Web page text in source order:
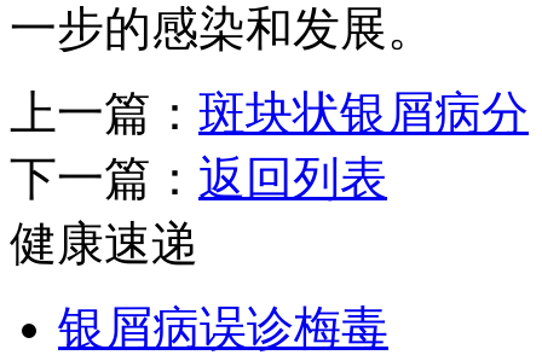
一步的感染和发展。
上一篇： 斑块状银屑病分
下一篇： 返回列表
健康速递
银屑病误诊梅毒